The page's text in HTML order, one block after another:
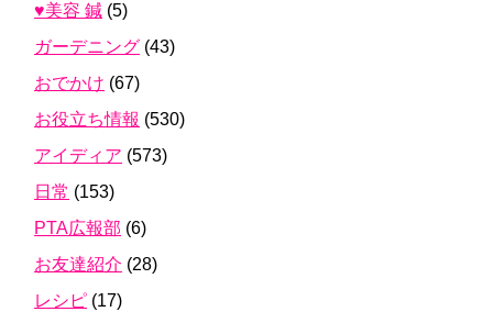
♥美容 鍼 (5)
ガーデニング (43)
おでかけ (67)
お役立ち情報 (530)
アイディア (573)
日常 (153)
PTA広報部 (6)
お友達紹介 (28)
レシピ (17)